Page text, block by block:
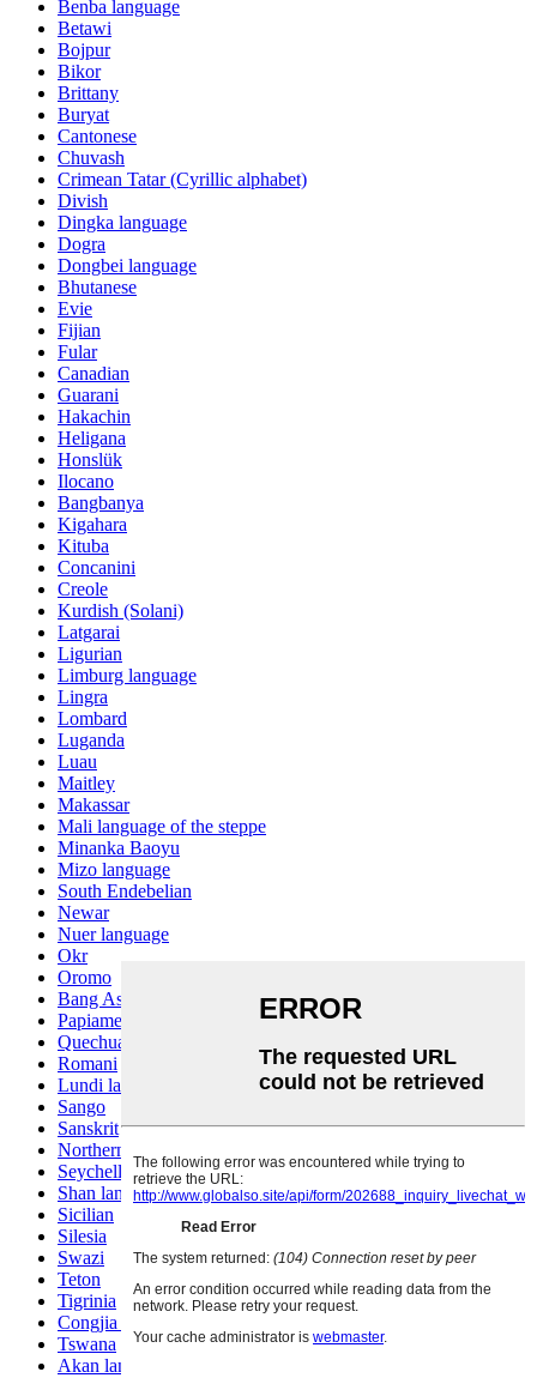
Benba language
Betawi
Bojpur
Bikor
Brittany
Buryat
Cantonese
Chuvash
Crimean Tatar (Cyrillic alphabet)
Divish
Dingka language
Dogra
Dongbei language
Bhutanese
Evie
Fijian
Fular
Canadian
Guarani
Hakachin
Heligana
Honslük
Ilocano
Bangbanya
Kigahara
Kituba
Concanini
Creole
Kurdish (Solani)
Latgarai
Ligurian
Limburg language
Lingra
Lombard
Luganda
Luau
Maitley
Makassar
Mali language of the steppe
Minanka Baoyu
Mizo language
South Endebelian
Newar
Nuer language
Okr
Oromo
Bang Ashinan
Papiamento
Quechua
Romani
Lundi language
Sango
Sanskrit
Northern Sotho
Seychelles Creole
Shan language
Sicilian
Silesia
Swazi
Teton
Tigrinia
Congjia language
Tswana
Akan language